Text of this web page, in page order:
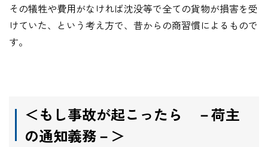
その犠牲や費用がなければ沈没等で全ての貨物が損害を受
けていた、という考え方で、昔からの商習慣によるもので
す。
＜もし事故が起こったら －荷主
の通知義務－＞